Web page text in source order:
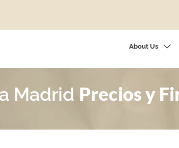
About Us
Madrid Precios y